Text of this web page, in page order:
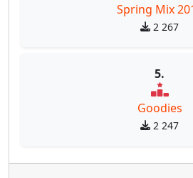
Spring Mix
2 267
5.
Goodies
2 247